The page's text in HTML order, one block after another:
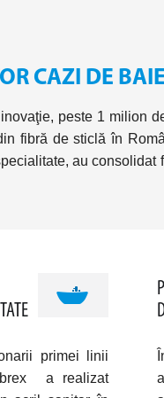
CAZI DE
peste 1 milion
fibră de sticlă în
au consolidat
primei linii
a realizat